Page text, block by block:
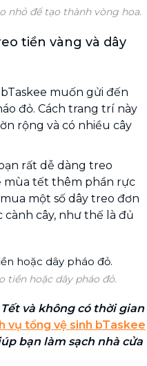
nhỏ để tạo thành vòng hoa.
tiền vàng và dây
muốn gửi đến
đỏ. Cách trang trí này
rộng và có nhiều cây
rất dễ dàng treo
mùa tết thêm phần rực
một số dây treo đơn
cây, như thế là đủ
tiền hoặc dây pháo đỏ.
và không có thời gian
vụ tổng vệ sinh bTaskee
bạn làm sạch nhà cửa